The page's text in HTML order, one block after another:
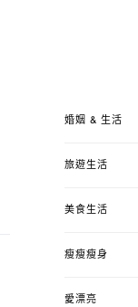
婚姻 & 生活
旅遊生活
美食生活
瘦瘦瘦身
愛漂亮